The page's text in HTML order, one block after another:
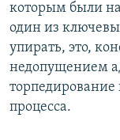
которым были
один из
упирать, это,
недопущением
процесса.